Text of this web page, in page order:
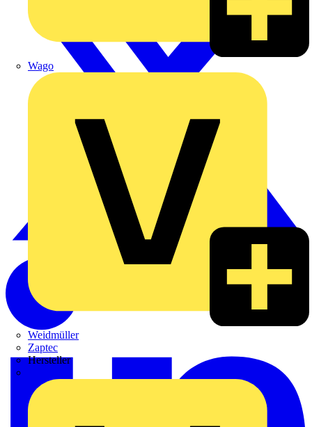
Wago
Weidmüller
Zaptec
Hersteller